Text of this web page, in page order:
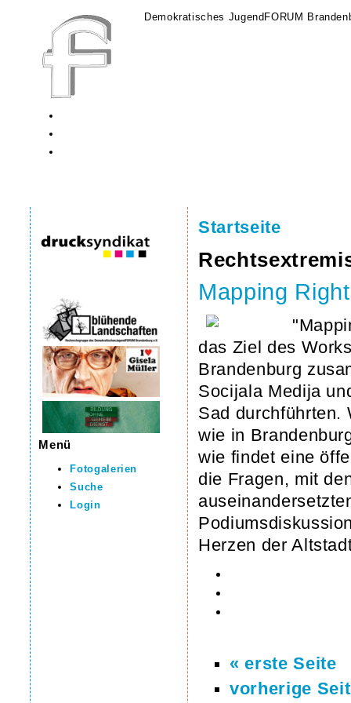
Demokratisches JugendFORUM
Menü
Fotogalerien
Suche
Login
Startseite
Mapping
das Ziel des
Brandenburg
Socijala Medija
Sad durchführten.
wie in
wie findet eine
die Fragen, mit
Herzen der
« erste Seite
vorherige